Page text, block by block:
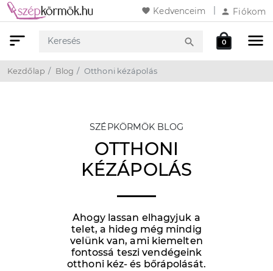
favorite Kedvenceim person Fiókom
menu
sort
Webshop
search
Keresés
local_mall
Kosár
0
Kezdőlap Blog Otthoni kézápolás
SZÉPKÖRMÖK BLOG
OTTHONI
KÉZÁPOLÁS
Ahogy lassan elhagyjuk a
telet, a hideg még mindig
velünk van, ami kiemelten
fontossá teszi vendégeink
otthoni kéz- és bőrápolását.